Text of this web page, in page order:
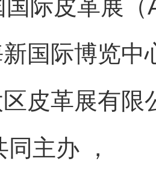
际皮革展
国际博览中
皮革展有
同主办 ，